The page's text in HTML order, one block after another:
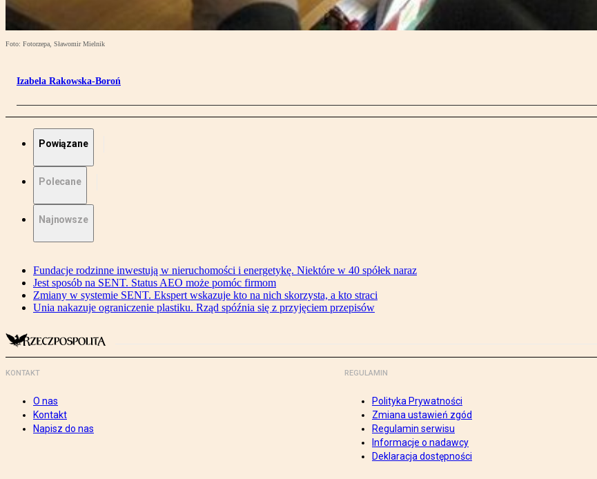
Foto: Fotorzepa, Sławomir Mielnik
Izabela Rakowska-Boroń
Powiązane
Polecane
Najnowsze
Fundacje rodzinne inwestują w nieruchomości i energetykę. Niektóre w 40 spółek naraz
Jest sposób na SENT. Status AEO może pomóc firmom
Zmiany w systemie SENT. Ekspert wskazuje kto na nich skorzysta, a kto straci
Unia nakazuje ograniczenie plastiku. Rząd spóźnia się z przyjęciem przepisów
KONTAKT
O nas
Kontakt
Napisz do nas
REGULAMIN
Polityka Prywatności
Zmiana ustawień zgód
Regulamin serwisu
Informacje o nadawcy
Deklaracja dostępności